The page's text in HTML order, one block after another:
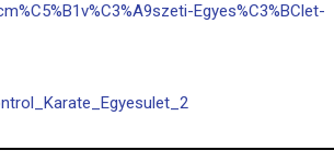
Egyes%C3%BClet-